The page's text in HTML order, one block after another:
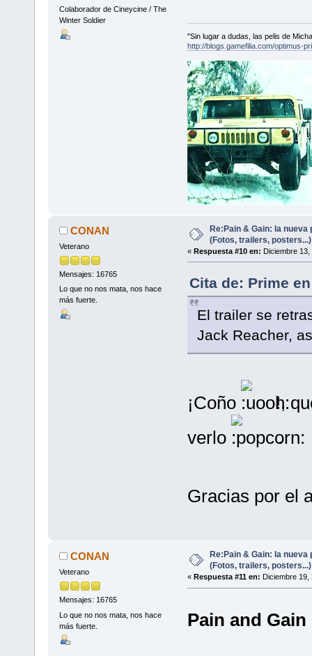
Colaborador de Cineycine / The
Winter Soldier
"Sin lugar a dudas, las pelis de
http://blogs.gamefilia.com/optimus-
CONAN
Veterano
Mensajes: 16765
Lo que no nos mata, nos hace
más fuerte.
Re:Pain & Gain: la nueva
(Fotos, trailers, posters...)
« Respuesta #10 en: Diciembre
Cita de: Prime
El trailer se
Jack Reacher,
¡Coño
!,
verlo
.
Gracias por el
CONAN
Veterano
Mensajes: 16765
Lo que no nos mata, nos hace
más fuerte.
Re:Pain & Gain: la nueva
(Fotos, trailers, posters...)
« Respuesta #11 en: Diciembre 19,
Pain and